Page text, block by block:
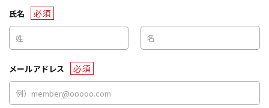
氏名 必須
メールアドレス 必須